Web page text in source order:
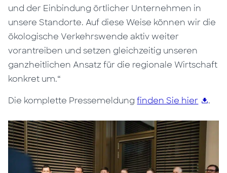
und der Einbindung örtlicher Unternehmen in
unsere Standorte. Auf diese Weise können wir die
ökologische Verkehrswende aktiv weiter
vorantreiben und setzen gleichzeitig unseren
ganzheitlichen Ansatz für die regionale Wirtschaft
konkret um.“
Die komplette Pressemeldungfinden Sie hier .